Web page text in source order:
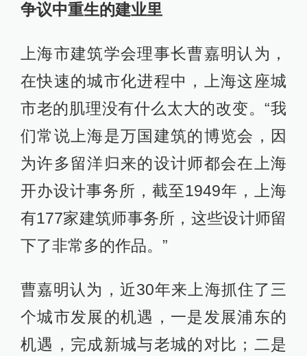
争议中重生的建业里
上海市建筑学会理事长曹嘉明认为，
在快速的城市化进程中，上海这座城
市老的肌理没有什么太大的改变。“我
们常说上海是万国建筑的博览会，因
为许多留洋归来的设计师都会在上海
开办设计事务所，截至1949年，上海
有177家建筑师事务所，这些设计师留
下了非常多的作品。”
曹嘉明认为，近30年来上海抓住了三
个城市发展的机遇，一是发展浦东的
机遇，完成新城与老城的对比；二是